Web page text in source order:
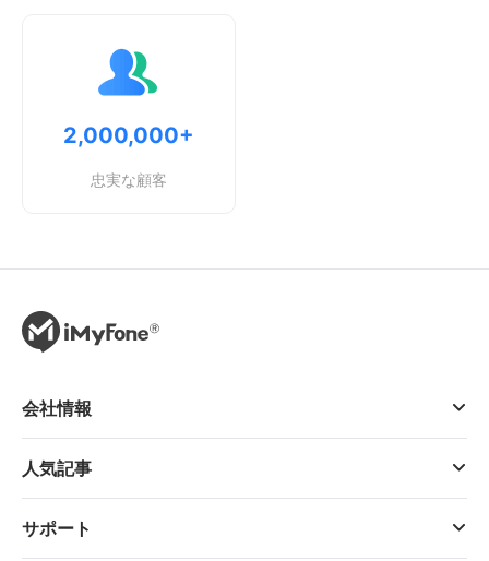
2,000,000+
忠実な顧客
会社情報
人気記事
サポート